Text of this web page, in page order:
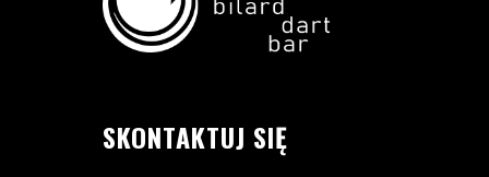
SKONTAKTUJ SIĘ